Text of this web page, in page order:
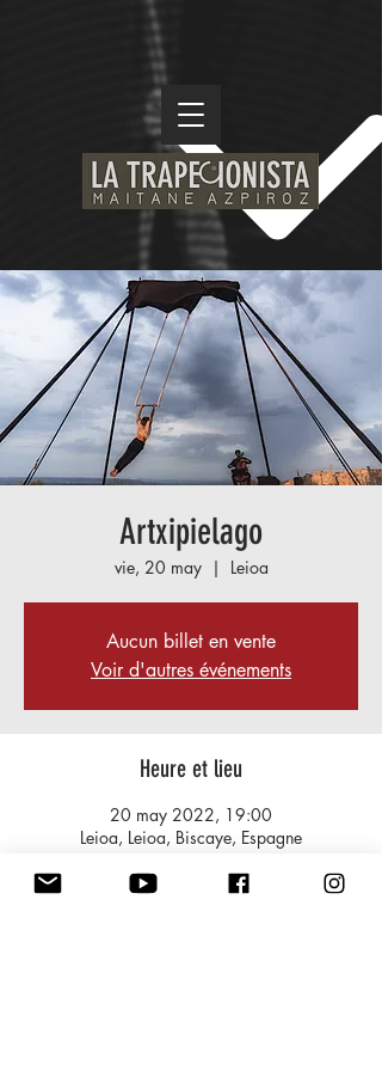
Artxipielago
vie, 20 may
  |
Leioa
Aucun billet en vente
Voir d'autres événements
Heure et lieu
20 may 2022, 19:00
Leioa, Leioa, Biscaye, Espagne